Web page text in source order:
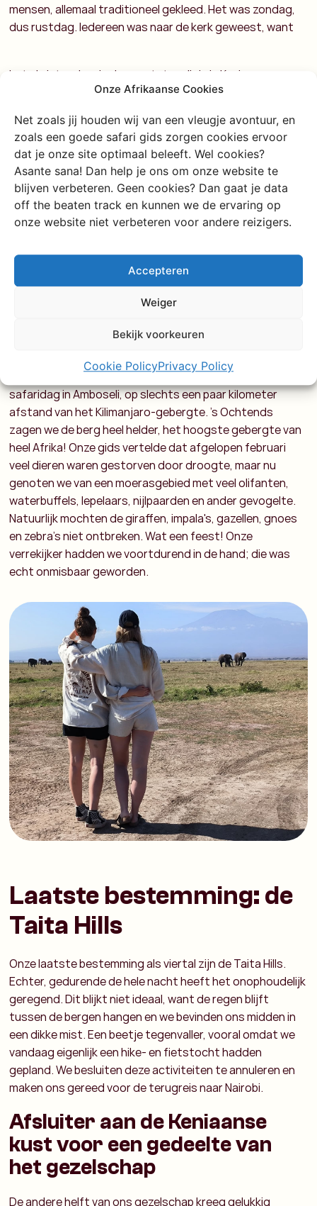
Onze Afrikaanse Cookies
Net zoals jij houden wij van een vleugje avontuur, en
zoals een goede safari gids zorgen cookies ervoor
dat je onze site optimaal beleeft. Wel cookies?
Asante sana! Dan help je ons om onze website te
blijven verbeteren. Geen cookies? Dan gaat je data
off the beaten track en kunnen we de ervaring op
onze website niet verbeteren voor andere reizigers.
Accepteren
Weiger
Bekijk voorkeuren
Cookie PolicyPrivacy Policy
mensen, allemaal traditioneel gekleed. Het was zondag,
dus rustdag. Iedereen was naar de kerk geweest, want
het christendom is de grootste religie in Kenia.
omgeven door een roze meer
Onderweg naar ons tentenkamp spoten we nog een
giraffenfamilie. We proberen niet te bedenken dat we
daar later tussen slapen. Die avond wordt er heerlijk voor
ons gekookt, en we leerden onze Keniaanse rij-
ochtend reden we met de motor langs duizenden
flamingo's en pelikanen. Ook kwamen we langs een roze
meer waar zout wordt gewonnen, met een zoutlaag van
ongeveer 40 meter diep. Een prachtig gezicht!
Last but not least: Amboseli
Vandaag staan we weer vroeg op voor een nieuwe
safaridag in Amboseli, op slechts een paar kilometer
afstand van het Kilimanjaro-gebergte. 's Ochtends
zagen we de berg heel helder, het hoogste gebergte van
heel Afrika! Onze gids vertelde dat afgelopen februari
veel dieren waren gestorven door droogte, maar nu
genoten we van een moerasgebied met veel olifanten,
waterbuffels, lepelaars, nijlpaarden en ander gevogelte.
Natuurlijk mochten de giraffen, impala's, gazellen, gnoes
en zebra's niet ontbreken. Wat een feest! Onze
verrekijker hadden we voortdurend in de hand; die was
echt onmisbaar geworden.
Laatste bestemming: de
Taita Hills
Onze laatste bestemming als viertal zijn de Taita Hills.
Echter, gedurende de hele nacht heeft het onophoudelijk
geregend. Dit blijkt niet ideaal, want de regen blijft
tussen de bergen hangen en we bevinden ons midden in
een dikke mist. Een beetje tegenvaller, vooral omdat we
vandaag eigenlijk een hike- en fietstocht hadden
gepland. We besluiten deze activiteiten te annuleren en
maken ons gereed voor de terugreis naar Nairobi.
Afsluiter aan de Keniaanse
kust voor een gedeelte van
het gezelschap
De andere helft van ons gezelschap kreeg gelukkig